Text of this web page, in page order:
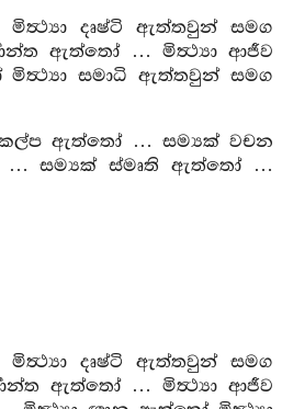
දෘෂ්ටි ඇත්තවුන් සමග
ඇත්තෝ … මිත්‍ථ්‍යා ආජීව
සමාධි ඇත්තවුන් සමග
ඇත්තෝ … සම්‍යක් වචන
… සම්‍යක් ස්මෘති ඇත්තෝ …
දෘෂ්ටි ඇත්තවුන් සමග
ඇත්තෝ … මිත්‍ථ්‍යා ආජීව